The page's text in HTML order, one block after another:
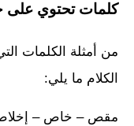
كلمات تحتوي على
من أمثلة الكلمات
الكلام ما يلي:
مقص – خاص –